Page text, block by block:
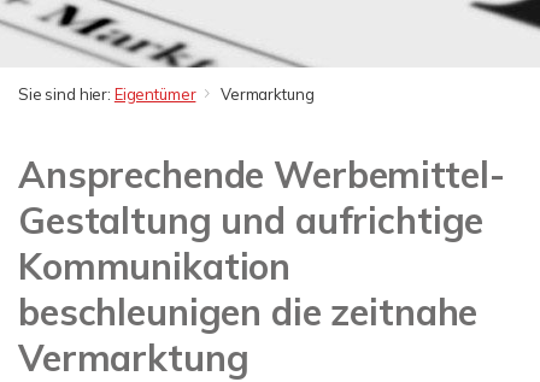
Sie sind hier: Eigentümer Vermarktung
Ansprechende Werbemittel-
Gestaltung und aufrichtige
Kommunikation
beschleunigen die zeitnahe
Vermarktung